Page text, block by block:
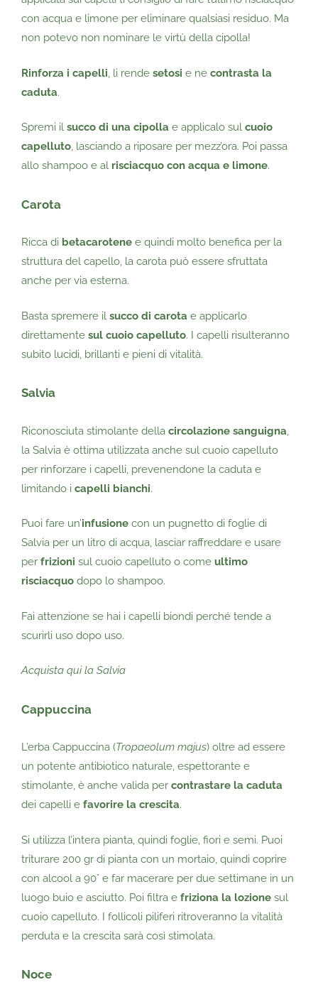
con acqua e limone per eliminare qualsiasi residuo. Ma
non potevo non nominare le virtù della cipolla!
Rinforza i capelli, li rende setosi e ne contrasta la
caduta.
Spremi il succo di una cipolla e applicalo sul cuoio
capelluto, lasciando a riposare per mezz’ora. Poi passa
allo shampoo e al risciacquo con acqua e limone.
Carota
Ricca di betacarotene e quindi molto benefica per la
struttura del capello, la carota può essere sfruttata
anche per via esterna.
Basta spremere il succo di carota e applicarlo
direttamente sul cuoio capelluto. I capelli risulteranno
subito lucidi, brillanti e pieni di vitalità.
Salvia
Riconosciuta stimolante della circolazione sanguigna,
la Salvia è ottima utilizzata anche sul cuoio capelluto
per rinforzare i capelli, prevenendone la caduta e
limitando i capelli bianchi.
Puoi fare un’infusione con un pugnetto di foglie di
Salvia per un litro di acqua, lasciar raffreddare e usare
per frizioni sul cuoio capelluto o come ultimo
risciacquo dopo lo shampoo.
Fai attenzione se hai i capelli biondi perché tende a
scurirli uso dopo uso.
Acquista qui la Salvia
Cappuccina
L’erba Cappuccina (Tropaeolum majus) oltre ad essere
un potente antibiotico naturale, espettorante e
stimolante, è anche valida per contrastare la caduta
dei capelli e favorire la crescita.
Si utilizza l’intera pianta, quindi foglie, fiori e semi. Puoi
triturare 200 gr di pianta con un mortaio, quindi coprire
con alcool a 90° e far macerare per due settimane in un
luogo buio e asciutto. Poi filtra e friziona la lozione sul
cuoio capelluto. I follicoli piliferi ritroveranno la vitalità
perduta e la crescita sarà così stimolata.
Noce